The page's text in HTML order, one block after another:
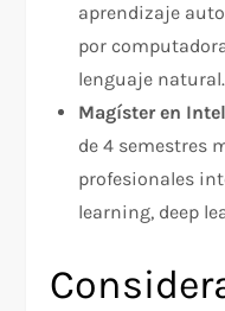
aprendizaje
por
lenguaje natural.​
Magíster en
de 4 semestres
profesionales
learning, deep